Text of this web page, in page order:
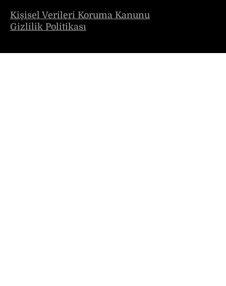
Kişisel Verileri Koruma Kanunu
Gizlilik Politikası